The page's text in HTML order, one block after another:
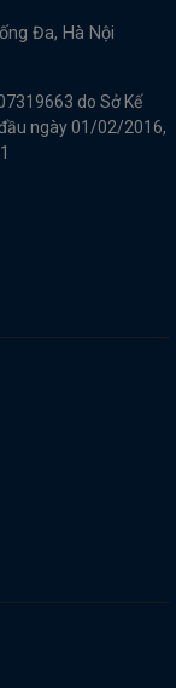
Đa, Hà Nội
do Sở Kế
ngày 01/02/2016,